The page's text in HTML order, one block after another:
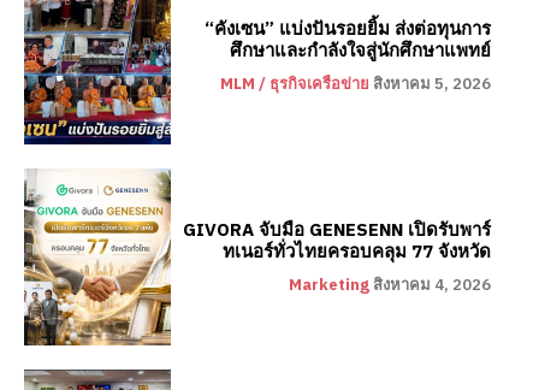
“คังเซน” แบ่งปันรอยยิ้ม ส่งต่อทุนการ
ศึกษาและกำลังใจสู่นักศึกษาแพทย์
MLM / ธุรกิจเครือข่าย สิงหาคม 5, 2026
GIVORA จับมือ GENESENN เปิดรับพาร์
ทเนอร์ทั่วไทยครอบคลุม 77 จังหวัด
Marketing สิงหาคม 4, 2026